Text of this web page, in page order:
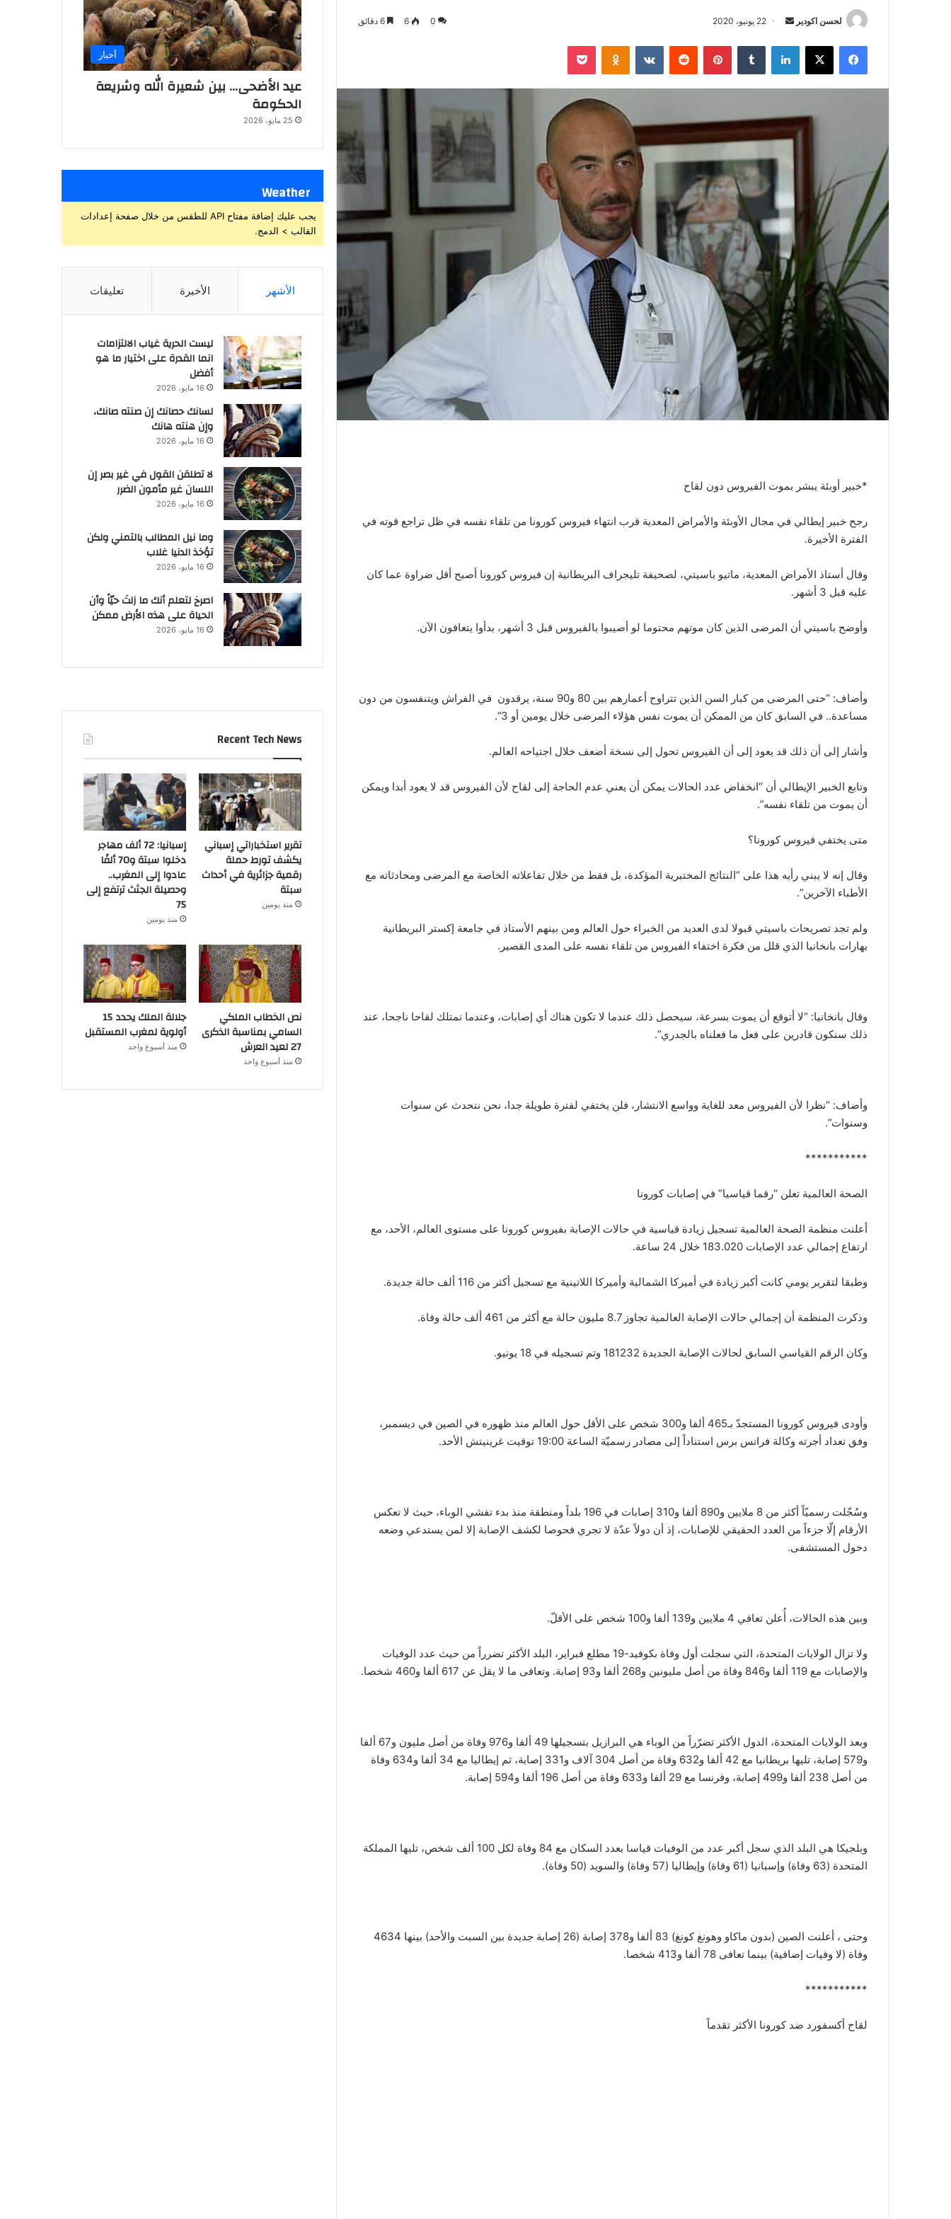
لحسن اكودير
س
ل
ب
د
ك
و
ن
ا
22 يونيو، 2020 0
6
فيسبوك لينكدإن بينتيريست
*خبير أوبئة يبشر بموت الفيروس دون لقاح
رجح خبير إيطالي في مجال الأوبئة والأمراض المعدية قرب انتهاء فيروس كورونا من تلقاء نفسه في ظل تراجع قوته في
الفترة الأخيرة.
وقال أستاذ الأمراض المعدية، ماتيو باسيتي، لصحيفة تليجراف البريطانية إن فيروس كورونا أصبح أقل ضراوة عما كان
عليه قبل 3 أشهر.
وأوضح باسيتي أن المرضى الذين كان موتهم محتوما لو أصيبوا بالفيروس قبل 3 أشهر، بدأوا يتعافون الآن.
وأضاف: “حتى المرضى من كبار السن الذين تتراوح أعمارهم بين 80 و90 سنة، يرقدون في الفراش ويتنفسون من دون
مساعدة.. في السابق كان من الممكن أن يموت نفس هؤلاء المرضى خلال يومين أو 3”.
وأشار إلى أن ذلك قد يعود إلى أن الفيروس تحول إلى نسخة أضعف خلال اجتياحه العالم.
وتابع الخبير الإيطالي أن “انخفاض عدد الحالات يمكن أن يعني عدم الحاجة إلى لقاح لأن الفيروس قد لا يعود أبدا ويمكن
أن يموت من تلقاء نفسه”.
متى يختفي فيروس كورونا؟
وقال إنه لا يبني رأيه هذا على “النتائج المختبرية المؤكدة، بل فقط من خلال تفاعلاته الخاصة مع المرضى ومحادثاته مع
الأطباء الآخرين”.
ولم تجد تصريحات باسيتي قبولا لدى العديد من الخبراء حول العالم ومن بينهم الأستاذ في جامعة إكستر البريطانية
بهارات بانخانيا الذي قلل من فكرة اختفاء الفيروس من تلقاء نفسه على المدى القصير.
وقال بانخانيا: “لا أتوقع أن يموت بسرعة، سيحصل ذلك عندما لا تكون هناك أي إصابات، وعندما نمتلك لقاحا ناجحا، عند
ذلك سنكون قادرين على فعل ما فعلناه بالجدري”.
وأضاف: “نظرا لأن الفيروس معد للغاية وواسع الانتشار، فلن يختفي لفترة طويلة جدا، نحن نتحدث عن سنوات
وسنوات”.
***********
الصحة العالمية تعلن “رقما قياسيا” في إصابات كورونا
أعلنت منظمة الصحة العالمية تسجيل زيادة قياسية في حالات الإصابة بفيروس كورونا على مستوى العالم، الأحد، مع
ارتفاع إجمالي عدد الإصابات 183.020 خلال 24 ساعة.
وطبقا لتقرير يومي كانت أكبر زيادة في أميركا الشمالية وأميركا اللاتينية مع تسجيل أكثر من 116 ألف حالة جديدة.
وذكرت المنظمة أن إجمالي حالات الإصابة العالمية تجاوز 8.7 مليون حالة مع أكثر من 461 ألف حالة وفاة.
وكان الرقم القياسي السابق لحالات الإصابة الجديدة 181232 وتم تسجيله في 18 يونيو.
وأودى فيروس كورونا المستجدّ بـ465 ألفا و300 شخص على الأقل حول العالم منذ ظهوره في الصين في ديسمبر،
وفق تعداد أجرته وكالة فرانس برس استناداً إلى مصادر رسميّة الساعة 19:00 توقيت غرينيتش الأحد.
وسُجّلت رسميّاً أكثر من 8 ملايين و890 ألفا و310 إصابات في 196 بلداً ومنطقة منذ بدء تفشي الوباء، حيث لا تعكس
الأرقام إلّا جزءاً من العدد الحقيقي للإصابات، إذ أن دولاً عدّة لا تجري فحوصا لكشف الإصابة إلا لمن يستدعي وضعه
دخول المستشفى.
وبين هذه الحالات، أُعلن تعافي 4 ملايين و139 ألفا و100 شخص على الأقلّ.
ولا تزال الولايات المتحدة، التي سجلت أول وفاة بكوفيد-19 مطلع فبراير، البلد الأكثر تضرراً من حيث عدد الوفيات
والإصابات مع 119 ألفا و846 وفاة من أصل مليونين و268 ألفا و93 إصابة. وتعافى ما لا يقل عن 617 ألفا و460 شخصا.
وبعد الولايات المتحدة، الدول الأكثر تضرّراً من الوباء هي البرازيل بتسجيلها 49 ألفا و976 وفاة من أصل مليون و67 ألفا
و579 إصابة، تليها بريطانيا مع 42 ألفا و632 وفاة من أصل 304 آلاف و331 إصابة، ثم إيطاليا مع 34 ألفا و634 وفاة
من أصل 238 ألفا و499 إصابة، وفرنسا مع 29 ألفا و633 وفاة من أصل 196 ألفا و594 إصابة.
وبلجيكا هي البلد الذي سجل أكبر عدد من الوفيات قياسا بعدد السكان مع 84 وفاة لكل 100 ألف شخص، تليها المملكة
المتحدة (63 وفاة) وإسبانيا (61 وفاة) وإيطاليا (57 وفاة) والسويد (50 وفاة).
وحتى ، أعلنت الصين (بدون ماكاو وهونغ كونغ) 83 ألفا و378 إصابة (26 إصابة جديدة بين السبت والأحد) بينها 4634
وفاة (لا وفيات إضافية) بينما تعافى 78 ألفا و413 شخصا.
***********
لقاح أكسفورد ضد كورونا الأكثر تقدماً
أخبار
عيد الأضحى… بين شعيرة الله وشريعة
الحكومة
25 مايو، 2026
Weather
يجب عليك إضافة مفتاح API للطقس من خلال صفحة إعدادات
القالب > الدمج.
الأشهر الأخيرة تعليقات
ليست الحرية غياب الالتزامات
انما القدرة على اختيار ما هو
أفضل
16 مايو، 2026
لسانك حصانك إن صنته صانك،
وإن هنته هانك
16 مايو، 2026
لا تطلقن القول في غير بصر إن
اللسان غير مأمون الضرر
16 مايو، 2026
وما نيل المطالب بالتمني ولكن
تؤخذ الدنيا غلاب
16 مايو، 2026
‫اصرخ لتعلم أنك ما زلتَ حيّاً وأن
الحياة على هذه الأرض ممكن
16 مايو، 2026
Recent Tech News
تقرير استخباراتي إسباني
يكشف تورط حملة
رقمية جزائرية في أحداث
سبتة
منذ يومين
إسبانيا: 72 ألف مهاجر
دخلوا سبتة و70 ألفًا
عادوا إلى المغرب..
وحصيلة الجثث ترتفع إلى
75
منذ يومين
نص الخطاب الملكي
السامي بمناسبة الذكرى
27 لعيد العرش
منذ أسبوع واحد
جلالة الملك يحدد 15
أولوية لمغرب المستقبل
منذ أسبوع واحد